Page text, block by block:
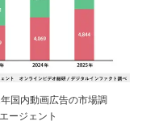
国内動画広告の市場調
ージェント